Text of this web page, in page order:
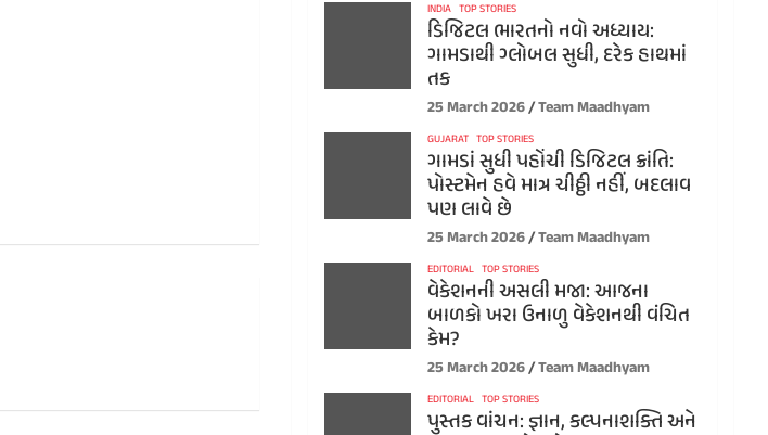
INDIA TOP STORIES
ડિજિટલ ભારતનો નવો અધ્યાય:
ગામડાથી ગ્લોબલ સુધી, દરેક હાથમાં
તક
25 March 2026 Team Maadhyam
GUJARAT TOP STORIES
ગામડાં સુધી પહોંચી ડિજિટલ ક્રાંતિ:
પોસ્ટમેન હવે માત્ર ચીઠ્ઠી નહીં, બદલાવ
પણ લાવે છે
25 March 2026 Team Maadhyam
EDITORIAL TOP STORIES
વેકેશનની અસલી મજા: આજના
બાળકો ખરા ઉનાળુ વેકેશનથી વંચિત
કેમ?
25 March 2026 Team Maadhyam
EDITORIAL TOP STORIES
પુસ્તક વાંચન: જ્ઞાન, કલ્પનાશક્તિ અને